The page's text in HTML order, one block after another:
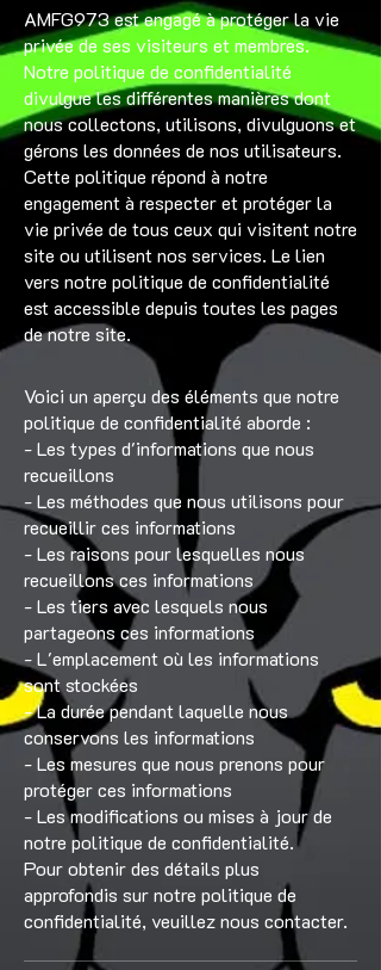
AMFG973 est engagé à protéger la vie
privée de ses visiteurs et membres.
Notre politique de confidentialité
divulgue les différentes manières dont
nous collectons, utilisons, divulguons et
gérons les données de nos utilisateurs.
Cette politique répond à notre
engagement à respecter et protéger la
vie privée de tous ceux qui visitent notre
site ou utilisent nos services. Le lien
vers notre politique de confidentialité
est accessible depuis toutes les pages
de notre site.
Voici un aperçu des éléments que notre
politique de confidentialité aborde :
- Les types d'informations que nous
recueillons
- Les méthodes que nous utilisons pour
recueillir ces informations
- Les raisons pour lesquelles nous
recueillons ces informations
- Les tiers avec lesquels nous
partageons ces informations
- L'emplacement où les informations
sont stockées
- La durée pendant laquelle nous
conservons les informations
- Les mesures que nous prenons pour
protéger ces informations
- Les modifications ou mises à jour de
notre politique de confidentialité.
Pour obtenir des détails plus
approfondis sur notre politique de
confidentialité, veuillez nous contacter.